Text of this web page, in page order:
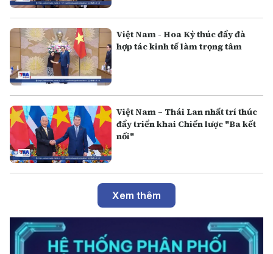
Việt Nam - Hoa Kỳ thúc đẩy đà
hợp tác kinh tế làm trọng tâm
Việt Nam – Thái Lan nhất trí thúc
đẩy triển khai Chiến lược "Ba kết
nối"
Xem thêm